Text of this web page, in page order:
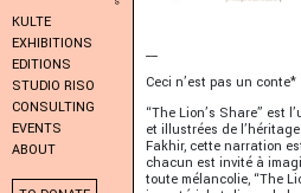
KULTE
EXHIBITIONS
EDITIONS
STUDIO RISO
CONSULTING
EVENTS
ABOUT
Ceci n’est pas un conte*
“The Lion’s Share” est
et illustrées de
Fakhir, cette narration
chacun est invité à
toute mélancolie, “The